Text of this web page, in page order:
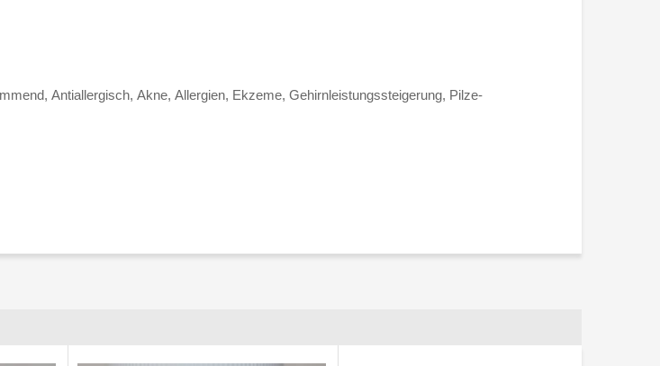
Antiallergisch, Akne, Allergien, Ekzeme, Gehirnleistungssteigerung, Pilze-